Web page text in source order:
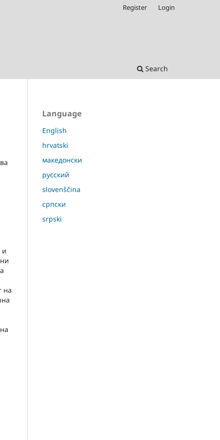
Search
Register Login
и
на
Language
English
hrvatski
македонски
русский
slovenščina
српски
srpski